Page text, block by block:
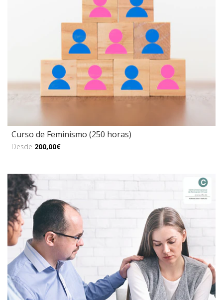
Curso de Feminismo (250 horas)
Desde 200,00€